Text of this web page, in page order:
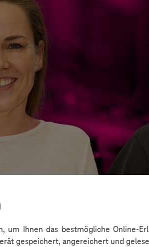
um Ihnen das bestmögliche Online-
gespeichert, angereichert und